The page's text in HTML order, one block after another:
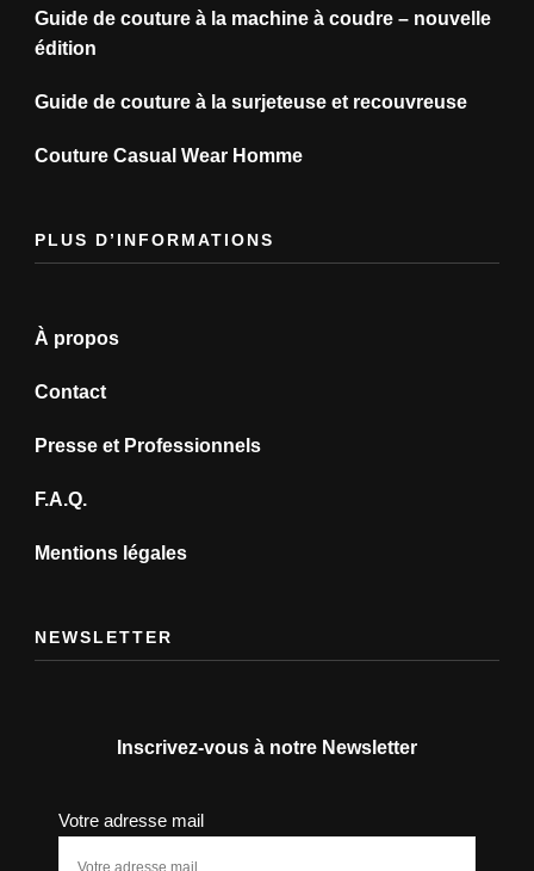
Guide de couture à la machine à coudre – nouvelle
édition
Guide de couture à la surjeteuse et recouvreuse
Couture Casual Wear Homme
PLUS D’INFORMATIONS
À propos
Contact
Presse et Professionnels
F.A.Q.
Mentions légales
NEWSLETTER
Inscrivez-vous à notre Newsletter
Votre adresse mail